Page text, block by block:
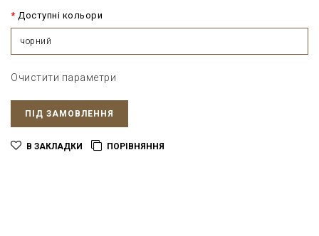
Доступні кольори
чорний
Очистити параметри
ПІД ЗАМОВЛЕННЯ
В ЗАКЛАДКИ ПОРІВНЯННЯ